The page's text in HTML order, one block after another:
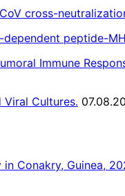
cross-
peptide-
Immune
Cultures.
Conakry, Guinea,